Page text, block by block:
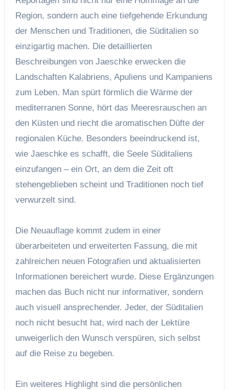
Region, sondern auch eine tiefgehende Erkundung
der Menschen und Traditionen, die Süditalien so
einzigartig machen. Die detaillierten
Beschreibungen von Jaeschke erwecken die
Landschaften Kalabriens, Apuliens und Kampaniens
zum Leben. Man spürt förmlich die Wärme der
mediterranen Sonne, hört das Meeresrauschen an
den Küsten und riecht die aromatischen Düfte der
regionalen Küche. Besonders beeindruckend ist,
wie Jaeschke es schafft, die Seele Süditaliens
einzufangen – ein Ort, an dem die Zeit oft
stehengeblieben scheint und Traditionen noch tief
verwurzelt sind.
Die Neuauflage kommt zudem in einer
überarbeiteten und erweiterten Fassung, die mit
zahlreichen neuen Fotografien und aktualisierten
Informationen bereichert wurde. Diese Ergänzungen
machen das Buch nicht nur informativer, sondern
auch visuell ansprechender. Jeder, der Süditalien
noch nicht besucht hat, wird nach der Lektüre
unweigerlich den Wunsch verspüren, sich selbst
auf die Reise zu begeben.
Ein weiteres Highlight sind die persönlichen